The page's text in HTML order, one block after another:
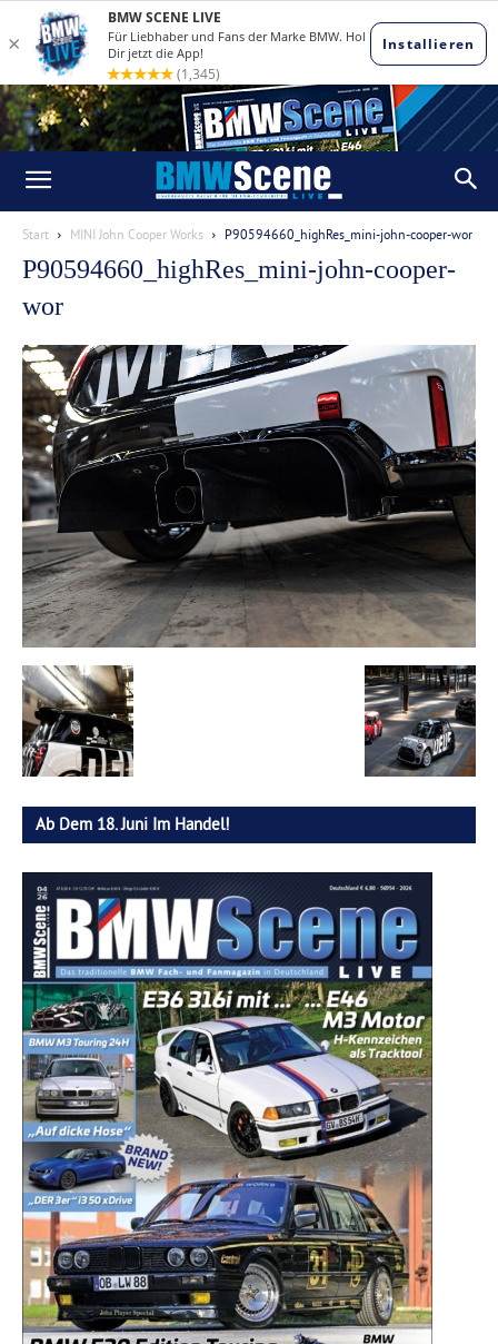
Start MINI John Cooper Works P90594660_highRes_mini-john-cooper-wor
P90594660_highRes_mini-john-cooper-
wor
Ab Dem 18. Juni Im Handel!